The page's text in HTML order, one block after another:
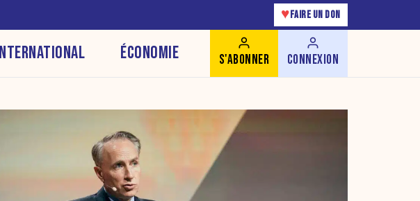
♥ FAIRE UN DON
ÉCONOMIE S'ABONNER CONNEXION